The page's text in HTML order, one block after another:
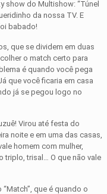
show do Multishow: “Túnel
da nossa TV. E
babado!
que se dividem em duas
o match certo para
é quando você pega
que você ficaria em casa
já se pegou logo no
Virou até festa do
noite e em uma das casas,
homem com mulher,
triplo, trisal… O que não vale
que é quando o